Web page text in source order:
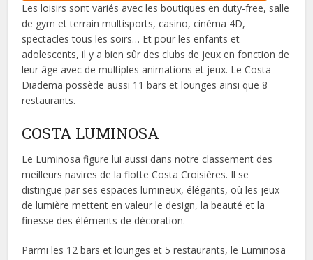
Les loisirs sont variés avec les boutiques en duty-free, salle
de gym et terrain multisports, casino, cinéma 4D,
spectacles tous les soirs… Et pour les enfants et
adolescents, il y a bien sûr des clubs de jeux en fonction de
leur âge avec de multiples animations et jeux. Le Costa
Diadema possède aussi 11 bars et lounges ainsi que 8
restaurants.
COSTA LUMINOSA
Le Luminosa figure lui aussi dans notre classement des
meilleurs navires de la flotte Costa Croisières. Il se
distingue par ses espaces lumineux, élégants, où les jeux
de lumière mettent en valeur le design, la beauté et la
finesse des éléments de décoration.
Parmi les 12 bars et lounges et 5 restaurants, le Luminosa